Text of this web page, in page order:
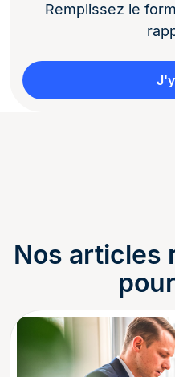
Remplissez le
Nos articles